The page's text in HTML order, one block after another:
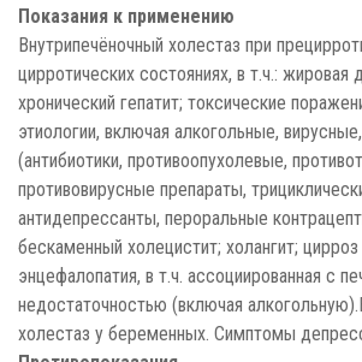
Показания к применению
Внутрипечёночный холестаз при
цирротических состояниях, в т.ч.: жировая
хронический гепатит; токсические
этиологии, включая алкогольные,
(антибиотики, противоопухолевые,
противовирусные препараты,
антидепрессанты, пероральные
бескаменный холецистит; холангит; цирроз
энцефалопатия, в т.ч. ассоциированная с
недостаточностью (включая
холестаз у беременных. Симптомы